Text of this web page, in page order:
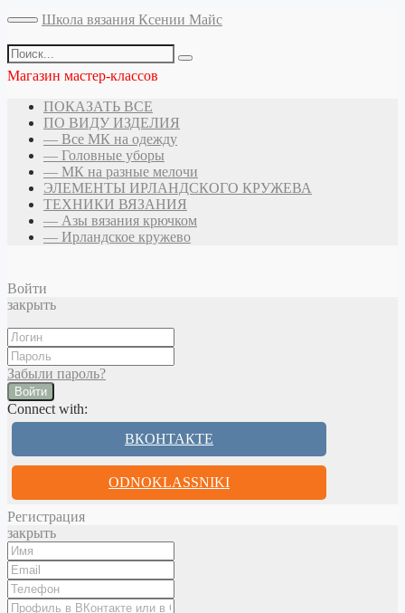
Школа вязания Ксении Майс
Магазин мастер-классов
ПОКАЗАТЬ ВСЕ
ПО ВИДУ ИЗДЕЛИЯ
— Все МК на одежду
— Головные уборы
— МК на разные мелочи
ЭЛЕМЕНТЫ ИРЛАНДСКОГО КРУЖЕВА
ТЕХНИКИ ВЯЗАНИЯ
— Азы вязания крючком
— Ирландское кружево
Войти
закрыть
Забыли пароль?
Войти
Connect with:
ВКОНТАКТЕ
ODNOKLASSNIKI
Регистрация
закрыть